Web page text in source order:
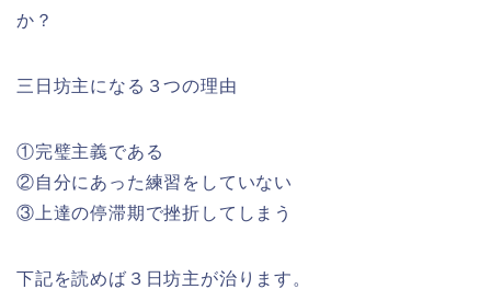
か？
三日坊主になる３つの理由
①完璧主義である
②自分にあった練習をしていない
③上達の停滞期で挫折してしまう
下記を読めば３日坊主が治ります。